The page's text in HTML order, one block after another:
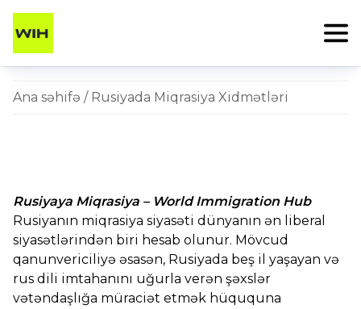
Ana səhifə / Rusiyada Miqrasiya Xidmətləri
Rusiyaya Miqrasiya – World Immigration Hub
Rusiyanın miqrasiya siyasəti dünyanın ən liberal
siyasətlərindən biri hesab olunur. Mövcud
qanunvericiliyə əsasən, Rusiyada beş il yaşayan və
rus dili imtahanını uğurla verən şəxslər
vətəndaşlığa müraciət etmək hüququna